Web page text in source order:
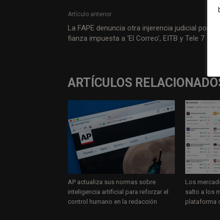
Artículo anterior
La FAPE denuncia otra injerencia judicial por la
fianza impuesta a ‘El Correo’, EITB y Tele 7
ARTÍCULOS
AP actualiza sus normas sobre
inteligencia artificial para reforzar el
control humano en la redacción
Los
salto a los
plataforma